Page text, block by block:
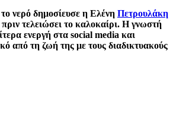
νερό δημοσίευσε η Ελένη Πετρουλάκη
τελειώσει το καλοκαίρι. Η γνωστή
ενεργή στα social media και
από τη ζωή της με τους διαδικτυακούς